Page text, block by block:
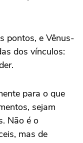
pontos, e Vênus-
dos vínculos:
para o que
sejam
Não é o
mas de